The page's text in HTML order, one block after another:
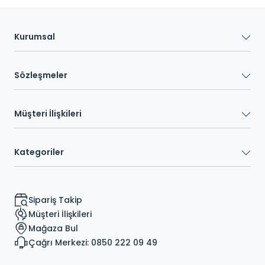
Kurumsal
Sözleşmeler
Müşteri İlişkileri
Kategoriler
Sipariş Takip
Müşteri İlişkileri
Mağaza Bul
Çağrı Merkezi: 0850 222 09 49